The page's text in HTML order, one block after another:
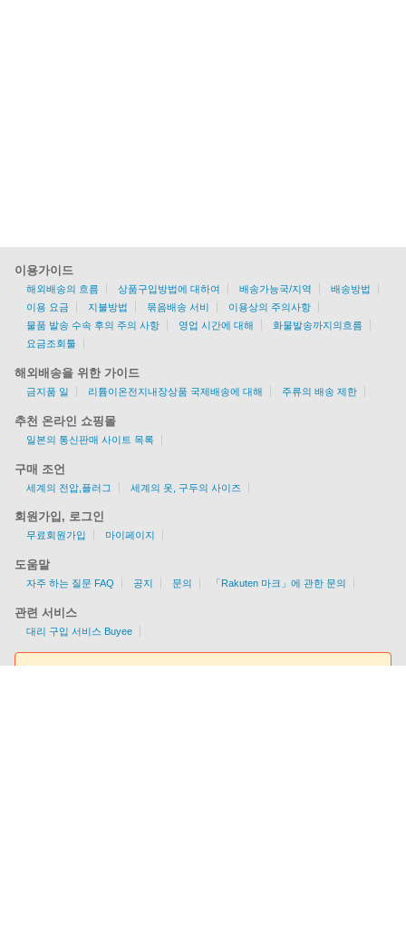
이용가이드
해외배송의 흐름 상품구입방법에 대하여 배송가능국/지역
배송방법
이용 요금
지불방법 묶음배송 서비
이용상의 주의사항
물품 발송 수속 후의 주의 사항
영업 시간에 대해
화물발송까지의흐름
요금조회툴
해외배송을 위한 가이드
금지품 일 리튬이온전지내장상품 국제배송에 대해 주류의 배송 제한
추천 온라인 쇼핑몰
일본의 통신판매 사이트 목록
구매 조언
세계의 전압,플러그 세계의 옷, 구두의 사이즈
회원가입, 로그인
무료회원가입 마이페이지
도움말
자주 하는 질문 FAQ 공지 문의 「Rakuten 마크」에 관한 문의
관련 서비스
대리 구입 서비스 Buyee